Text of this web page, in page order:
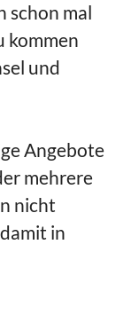
schon mal
kommen
und
Angebote
mehrere
nicht
in